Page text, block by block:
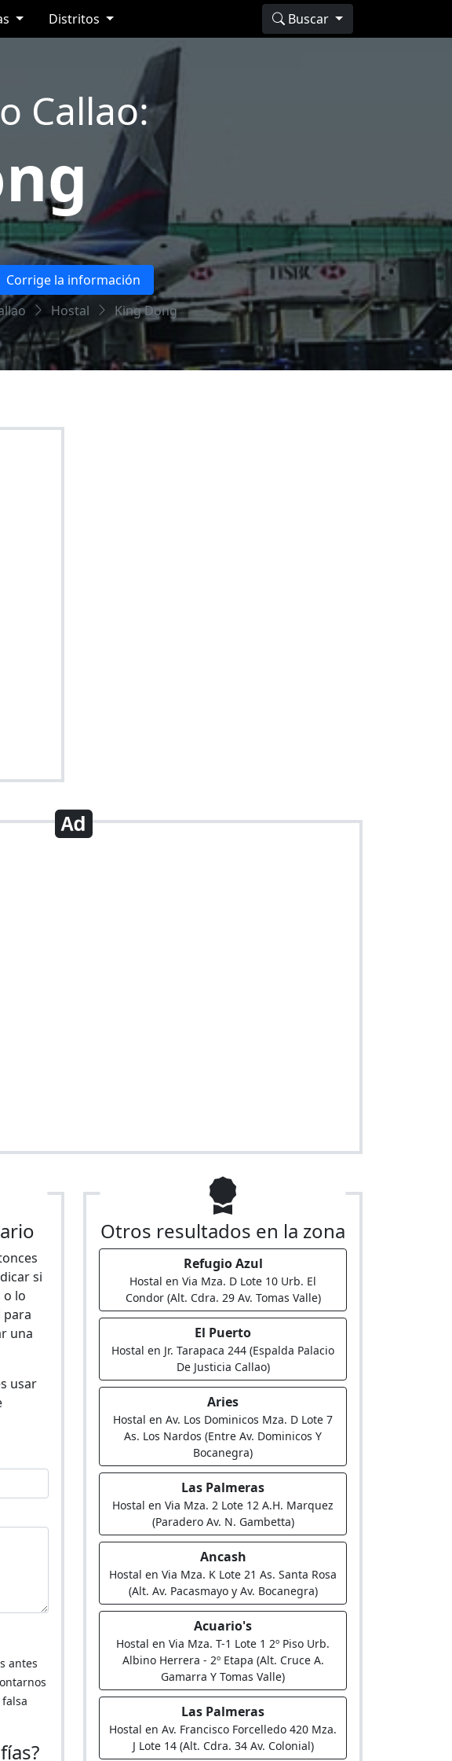
Distritos Buscar
Callao:
Corrige la información
Hostal King Dong
si
o lo
para
una
usar
antes
Otros resultados en la zona
Refugio Azul
Hostal en Via Mza. D Lote 10 Urb. El
Condor (Alt. Cdra. 29 Av. Tomas Valle)
El Puerto
Hostal en Jr. Tarapaca 244 (Espalda Palacio
De Justicia Callao)
Aries
Hostal en Av. Los Dominicos Mza. D Lote 7
As. Los Nardos (Entre Av. Dominicos Y
Bocanegra)
Las Palmeras
Hostal en Via Mza. 2 Lote 12 A.H. Marquez
(Paradero Av. N. Gambetta)
Ancash
Hostal en Via Mza. K Lote 21 As. Santa Rosa
(Alt. Av. Pacasmayo y Av. Bocanegra)
Acuario's
Hostal en Via Mza. T-1 Lote 1 2º Piso Urb.
Albino Herrera - 2º Etapa (Alt. Cruce A.
Gamarra Y Tomas Valle)
Las Palmeras
Hostal en Av. Francisco Forcelledo 420 Mza.
J Lote 14 (Alt. Cdra. 34 Av. Colonial)